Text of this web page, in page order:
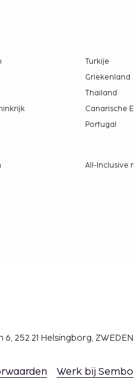
Turkije
Griekenland
Thailand
Canarische
Portugal
All-Inclusive
252 21 Helsingborg, ZWEDEN
Werk bij Sembo